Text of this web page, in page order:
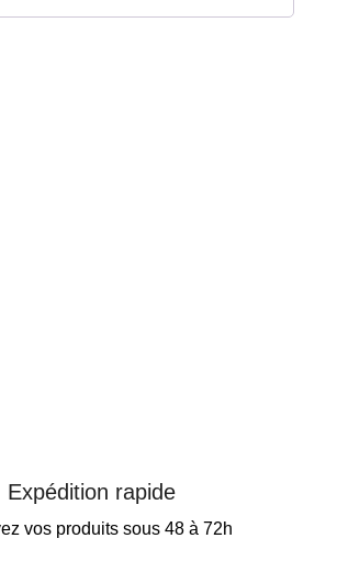
Expédition rapide
vos produits sous 48 à 72h